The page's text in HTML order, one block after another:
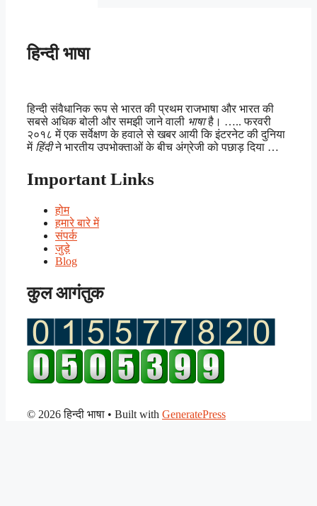
हिन्दी भाषा
हिन्दी संवैधानिक रूप से भारत की प्रथम राजभाषा और भारत की
सबसे अधिक बोली और समझी जाने वाली भाषाहै। ….. फरवरी
२०१८ में एक सर्वेक्षण के हवाले से खबर आयी कि इंटरनेट की दुनिया
में हिंदीने भारतीय उपभोक्ताओं के बीच अंग्रेजी को पछाड़ दिया …
Important Links
होम
हमारे बारे में
संपर्क
जुड़े
Blog
कुल आगंतुक
© 2026 हिन्दी भाषा • Built with GeneratePress